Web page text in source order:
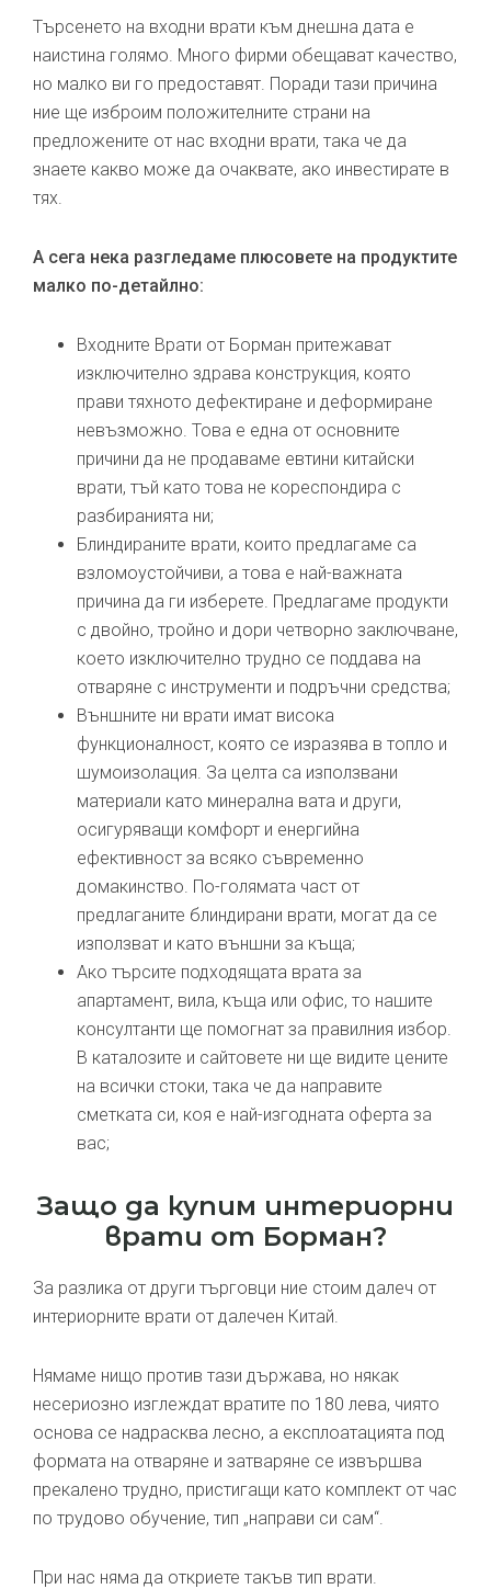
Търсенето на входни врати към днешна дата е
наистина голямо. Много фирми обещават качество,
но малко ви го предоставят. Поради тази причина
ние ще изброим положителните страни на
предложените от нас входни врати, така че да
знаете какво може да очаквате, ако инвестирате в
тях.
А сега нека разгледаме плюсовете на продуктите
малко по-детайлно:
Входните Врати от Борман притежават
изключително здрава конструкция, която
прави тяхното дефектиране и деформиране
невъзможно. Това е една от основните
причини да не продаваме евтини китайски
врати, тъй като това не кореспондира с
разбиранията ни;
Блиндираните врати, които предлагаме са
взломоустойчиви, а това е най-важната
причина да ги изберете. Предлагаме продукти
с двойно, тройно и дори четворно заключване,
което изключително трудно се поддава на
отваряне с инструменти и подръчни средства;
Външните ни врати имат висока
функционалност, която се изразява в топло и
шумоизолация. За целта са използвани
материали като минерална вата и други,
осигуряващи комфорт и енергийна
ефективност за всяко съвременно
домакинство. По-голямата част от
предлаганите блиндирани врати, могат да се
използват и като външни за къща;
Ако търсите подходящата врата за
апартамент, вила, къща или офис, то нашите
консултанти ще помогнат за правилния избор.
В каталозите и сайтовете ни ще видите цените
на всички стоки, така че да направите
сметката си, коя е най-изгодната оферта за
вас;
Защо да купим интериорни
врати от Борман?
За разлика от други търговци ние стоим далеч от
интериорните врати от далечен Китай.
Нямаме нищо против тази държава, но някак
несериозно изглеждат вратите по 180 лева, чиято
основа се надрасква лесно, а експлоатацията под
формата на отваряне и затваряне се извършва
прекалено трудно, пристигащи като комплект от час
по трудово обучение, тип „направи си сам“.
При нас няма да откриете такъв тип врати.